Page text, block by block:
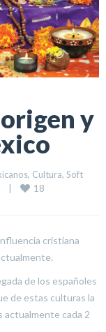
y
, Cultura, Soft
| 18
cristiana
de los españoles
de estas culturas la
actualmente cada 2